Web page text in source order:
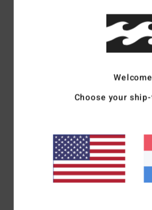
Kleurcode
gerecyclede gekreukte
zeer hoog
Metalen logoplaatje
Samenstelling[Hoofdstof] 83%
17% elastaan
Choose your